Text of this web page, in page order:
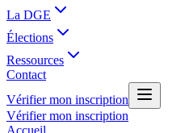
La DGE
Élections
Ressources
Contact
Vérifier mon inscription
Vérifier mon inscription
Accueil